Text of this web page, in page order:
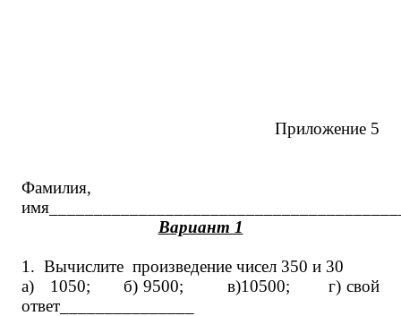
Приложение 5
Фамилия,
Вариант 1
1. Вычислите произведение чисел 350 и 30
а) 1050; б) 9500; в)10500; г) свой
ответ_______________